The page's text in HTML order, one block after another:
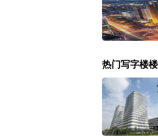
热门写字楼